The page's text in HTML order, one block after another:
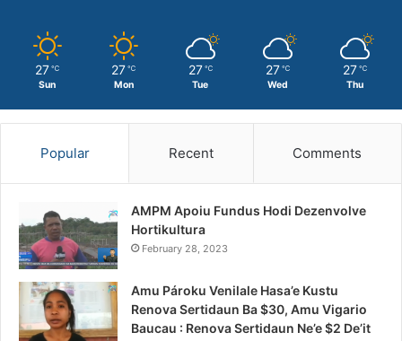
27 ℃
Sun
27 ℃
Mon
27 ℃
Tue
27 ℃
Wed
27 ℃
Thu
Popular Recent Comments
AMPM Apoiu Fundus Hodi Dezenvolve
Hortikultura
February 28, 2023
Amu Pároku Venilale Hasa’e Kustu
Renova Sertidaun Ba $30, Amu Vigario
Baucau : Renova Sertidaun Ne’e $2 De’it